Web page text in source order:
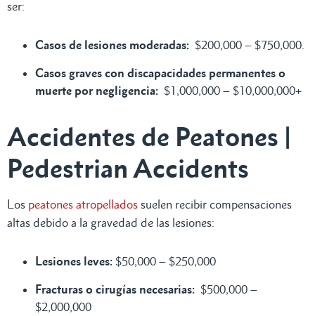
ser:
Casos de lesiones moderadas: $200,000 – $750,000.
Casos graves con discapacidades permanentes o
muerte por negligencia: $1,000,000 – $10,000,000+
Accidentes de Peatones |
Pedestrian Accidents
Los peatones atropellados suelen recibir compensaciones
altas debido a la gravedad de las lesiones:
Lesiones leves: $50,000 – $250,000
Fracturas o cirugías necesarias: $500,000 –
$2,000,000